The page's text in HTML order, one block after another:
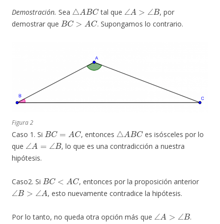
Demostración. Sea
△ ABC
tal que
∠ A B
, por
demostrar que
BC>AC
. Supongamos lo contrario.
Figura 2
Caso 1. Si
BC=
, entonces
△ ABC
es isósceles por lo
que
∠A= ∠B
, lo que es una contradicción a nuestra
hipótesis.
Caso2. Si
BC<
, entonces por la proposición anterior
∠B>∠A
, esto nuevamente contradice la hipótesis.
Por lo tanto, no queda otra opción más que
∠ A B
.